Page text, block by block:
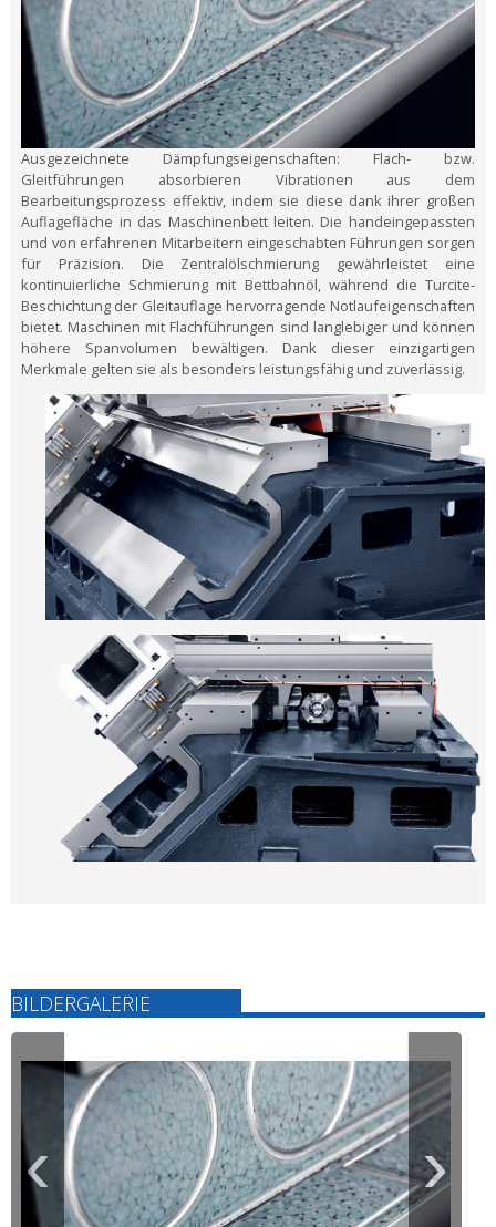
Ausgezeichnete Dämpfungseigenschaften: Flach- bzw.
Gleitführungen absorbieren Vibrationen aus dem
Bearbeitungsprozess effektiv, indem sie diese dank ihrer großen
Auflagefläche in das Maschinenbett leiten. Die handeingepassten
und von erfahrenen Mitarbeitern eingeschabten Führungen sorgen
für Präzision. Die Zentralölschmierung gewährleistet eine
kontinuierliche Schmierung mit Bettbahnöl, während die Turcite-
Beschichtung der Gleitauflage hervorragende Notlaufeigenschaften
bietet. Maschinen mit Flachführungen sind langlebiger und können
höhere Spanvolumen bewältigen. Dank dieser einzigartigen
Merkmale gelten sie als besonders leistungsfähig und zuverlässig.
BILDERGALERIE